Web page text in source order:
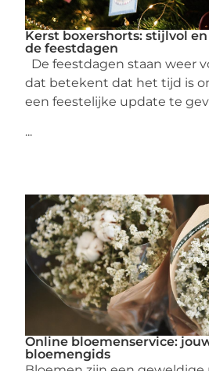
Kerst boxershorts: stijlvol
de feestdagen
De feestdagen staan weer
dat betekent dat het tijd is
een feestelijke update te
...
Online bloemenservice:
bloemengids